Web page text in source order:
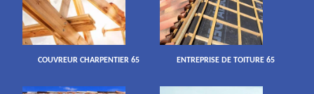
COUVREUR CHARPENTIER 65 ENTREPRISE DE TOITURE 65